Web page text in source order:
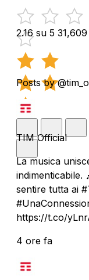
2.16 su 5
Posts by
TIM Official
La musica
indimenticabile.
sentire tutta ai
https://t.co/
4 ore fa